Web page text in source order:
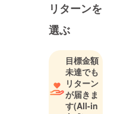
運営してい
ます。2026
年、これか
らの公開は
7/2からスペ
インの名匠
ホセ・ルイ
ス・ゲリン
リターンを
選ぶ
目標金額
未達でも
リターン
が届きま
す(All-in